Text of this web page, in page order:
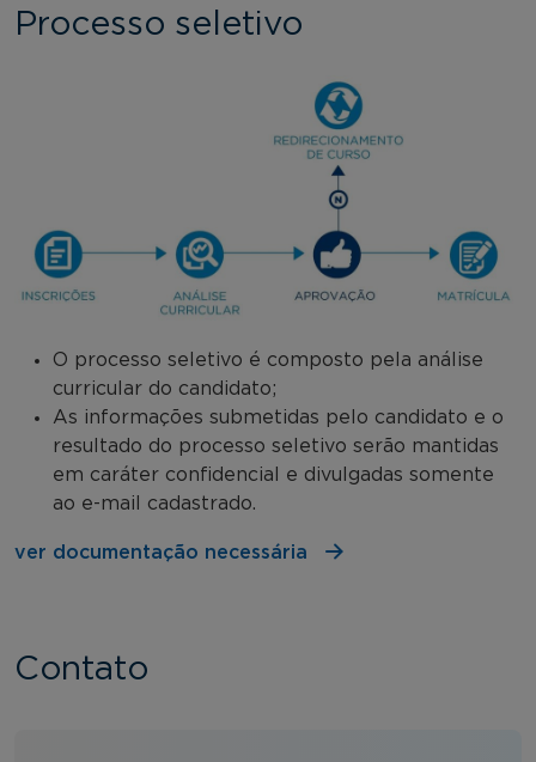
Processo seletivo
O processo seletivo é composto pela análise
curricular do candidato;
As informações submetidas pelo candidato e o
resultado do processo seletivo serão mantidas
em caráter confidencial e divulgadas somente
ao e-mail cadastrado.
ver documentação necessária
Contato